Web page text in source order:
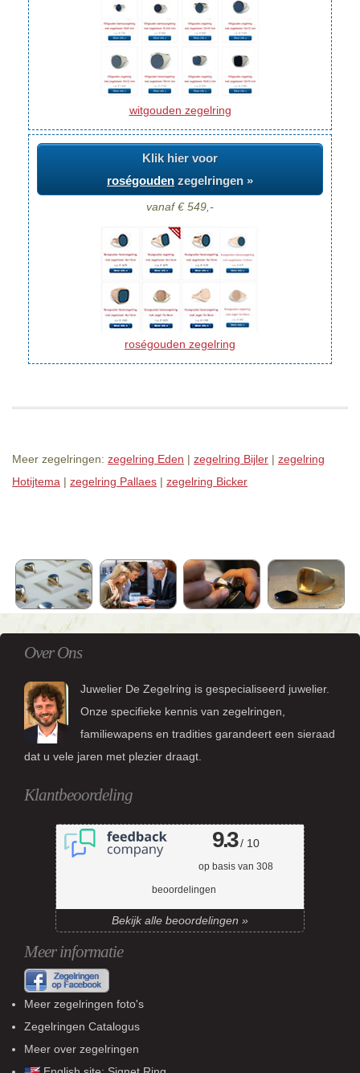
witgouden zegelring
Klik hier voor
roségouden zegelringen »
vanaf € 549,-
roségouden zegelring
Meer zegelringen: zegelring Eden | zegelring Bijler | zegelring
Hotijtema | zegelring Pallaes | zegelring Bicker
Over Ons
Juwelier De Zegelring is gespecialiseerd juwelier.
Onze specifieke kennis van zegelringen,
familiewapens en tradities garandeert een sieraad
dat u vele jaren met plezier draagt.
Klantbeoordeling
9.3/ 10
op basis van 308
beoordelingen
Bekijk alle beoordelingen »
Meer informatie
Meer zegelringen foto's
Zegelringen Catalogus
Meer over zegelringen